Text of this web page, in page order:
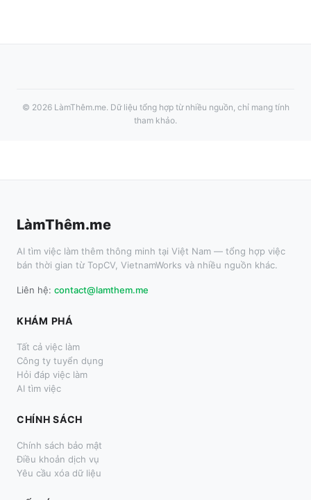
© 2026 LàmThêm.me. Dữ liệu tổng hợp từ nhiều nguồn, chỉ mang tính
tham khảo.
LàmThêm.me
AI tìm việc làm thêm thông minh tại Việt Nam — tổng hợp việc
bán thời gian từ TopCV, VietnamWorks và nhiều nguồn khác.
Liên hệ: contact@lamthem.me
KHÁM PHÁ
Tất cả việc làm
Công ty tuyển dụng
Hỏi đáp việc làm
AI tìm việc
CHÍNH SÁCH
Chính sách bảo mật
Điều khoản dịch vụ
Yêu cầu xóa dữ liệu